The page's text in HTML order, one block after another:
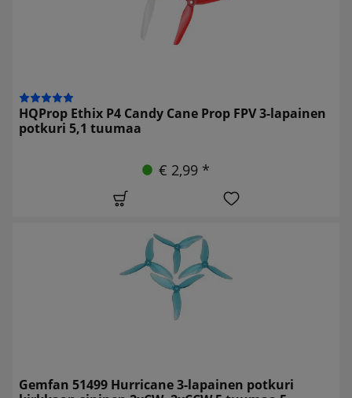
HQProp Ethix P4 Candy Cane Prop FPV 3-lapainen
potkuri 5,1 tuumaa
€ 2,99 *
Gemfan 51499 Hurricane 3-lapainen potkuri